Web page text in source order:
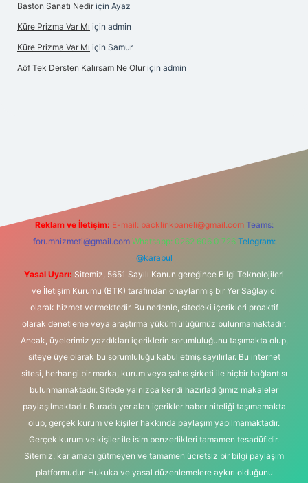
Baston Sanatı Nedir için Ayaz
Küre Prizma Var Mı için admin
Küre Prizma Var Mı için Samur
Aöf Tek Dersten Kalırsam Ne Olur için admin
Reklam ve İletişim: E-mail: backlinkpaneli@gmail.com Teams:
forumhizmeti@gmail.com Whatsapp: 0262 606 0 726 Telegram:
@karabul
Yasal Uyarı: Sitemiz, 5651 Sayılı Kanun gereğince Bilgi Teknolojileri
ve İletişim Kurumu (BTK) tarafından onaylanmış bir Yer Sağlayıcı
olarak hizmet vermektedir. Bu nedenle, sitedeki içerikleri proaktif
olarak denetleme veya araştırma yükümlülüğümüz bulunmamaktadır.
Ancak, üyelerimiz yazdıkları içeriklerin sorumluluğunu taşımakta olup,
siteye üye olarak bu sorumluluğu kabul etmiş sayılırlar. Bu internet
sitesi, herhangi bir marka, kurum veya şahıs şirketi ile hiçbir bağlantısı
bulunmamaktadır. Sitede yalnızca kendi hazırladığımız makaleler
paylaşılmaktadır. Burada yer alan içerikler haber niteliği taşımamakta
olup, gerçek kurum ve kişiler hakkında paylaşım yapılmamaktadır.
Gerçek kurum ve kişiler ile isim benzerlikleri tamamen tesadüfidir.
Sitemiz, kar amacı gütmeyen ve tamamen ücretsiz bir bilgi paylaşım
platformudur. Hukuka ve yasal düzenlemelere aykırı olduğunu